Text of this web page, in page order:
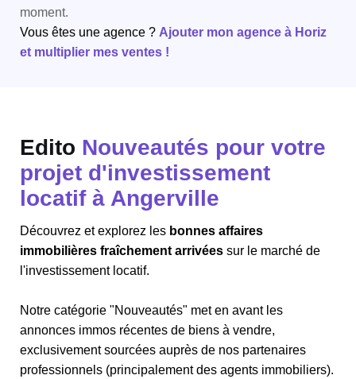
moment.
Vous êtes une agence ? Ajouter mon agence à Horiz
et multiplier mes ventes !
Edito Nouveautés pour votre
projet d'investissement
locatif à Angerville
Découvrez et explorez les bonnes affaires
immobilières fraîchement arrivées sur le marché de
l'investissement locatif.
Notre catégorie "Nouveautés" met en avant les
annonces immos récentes de biens à vendre,
exclusivement sourcées auprès de nos partenaires
professionnels (principalement des agents immobiliers).